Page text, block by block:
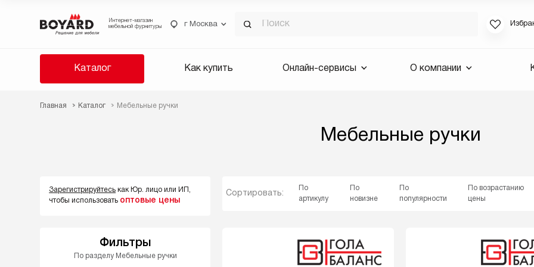
Интернет-магазин
мебельной фурнитуры
г Москва
Каталог Как купить Онлайн-сервисы О компании
Главная Каталог Мебельные ручки
Мебельные ручки
Зарегистрируйтесь как Юр. лицо или ИП,
чтобы использовать оптовые цены
Сортировать:
По
артикулу
По
новизне
По
популярности
По возрастанию
цены
Фильтры
По разделу Мебельные ручки
Если вы
для смены